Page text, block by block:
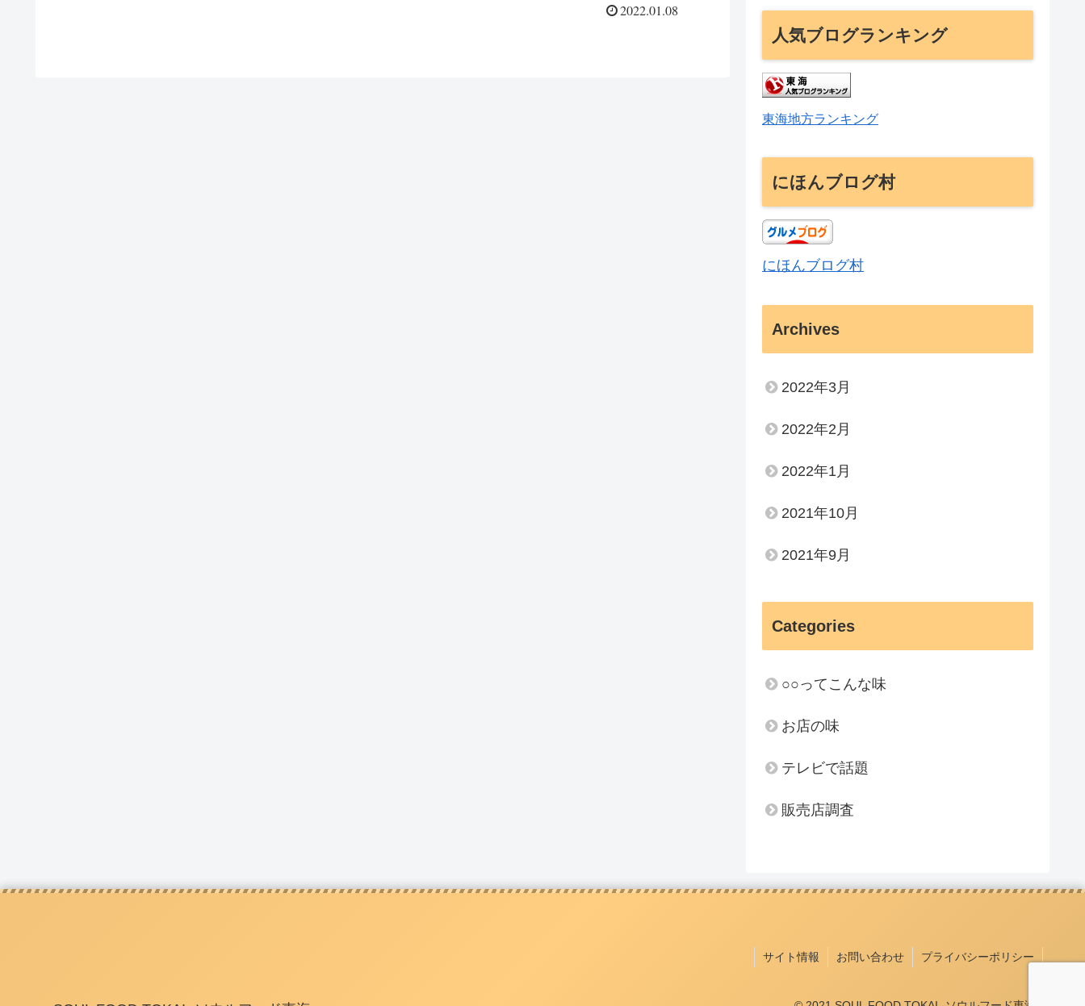
2022.01.08
人気ブログランキング
東海地方ランキング
にほんブログ村
にほんブログ村
Archives
2022年3月
2022年2月
2022年1月
2021年10月
2021年9月
Categories
○○ってこんな味
お店の味
テレビで話題
販売店調査
サイト情報 お問い合わせ プライバシーポリシー